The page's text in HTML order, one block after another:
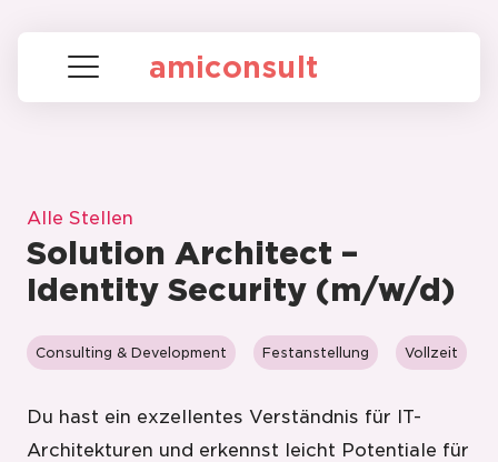
amiconsult
Alle Stellen
Solution Architect –
Identity Security (m/w/d)
Consulting & Development Festanstellung Vollzeit
Du hast ein exzellentes Verständnis für IT-
Architekturen und erkennst leicht Potentiale für